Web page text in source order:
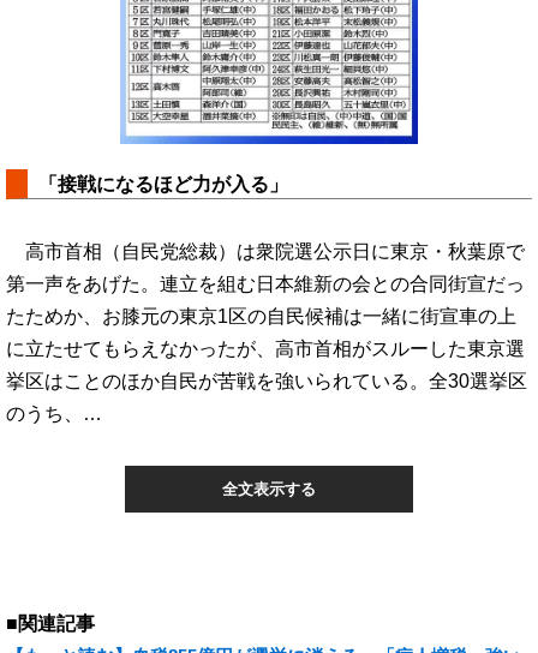
「接戦になるほど力が入る」
高市首相（自民党総裁）は衆院選公示日に東京・秋葉原で
第一声をあげた。連立を組む日本維新の会との合同街宣だっ
たためか、お膝元の東京1区の自民候補は一緒に街宣車の上
に立たせてもらえなかったが、高市首相がスルーした東京選
挙区はことのほか自民が苦戦を強いられている。全30選挙区
のうち、…
全文表示する
■関連記事